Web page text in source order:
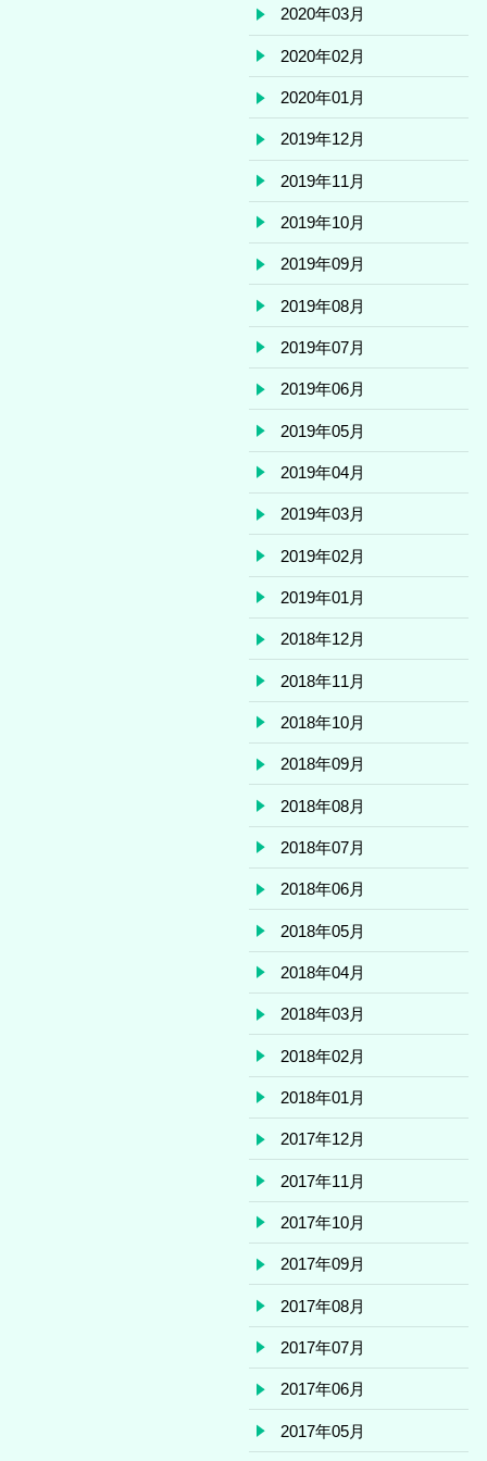
2020年03月
2020年02月
2020年01月
2019年12月
2019年11月
2019年10月
2019年09月
2019年08月
2019年07月
2019年06月
2019年05月
2019年04月
2019年03月
2019年02月
2019年01月
2018年12月
2018年11月
2018年10月
2018年09月
2018年08月
2018年07月
2018年06月
2018年05月
2018年04月
2018年03月
2018年02月
2018年01月
2017年12月
2017年11月
2017年10月
2017年09月
2017年08月
2017年07月
2017年06月
2017年05月